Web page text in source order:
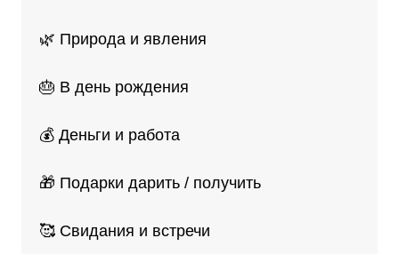
🌿 Природа и явления
🎂 В день рождения
💰 Деньги и работа
🎁 Подарки дарить / получить
🥰 Свидания и встречи